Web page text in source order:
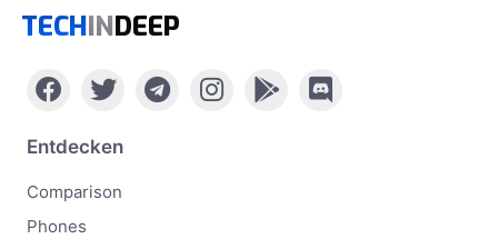
TECHINDEEP
Entdecken
Comparison
Phones